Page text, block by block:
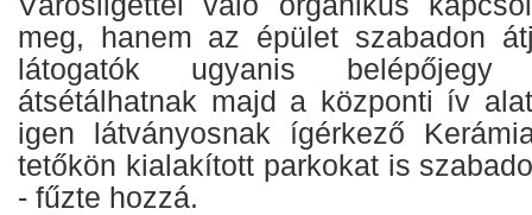
meg, hanem az épület szabadon
látogatók ugyanis
átsétálhatnak majd a központi ív
igen látványosnak ígérkező
tetőkön kialakított parkokat is
- fűzte hozzá.